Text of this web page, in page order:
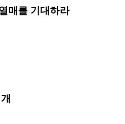
매를 기대하라